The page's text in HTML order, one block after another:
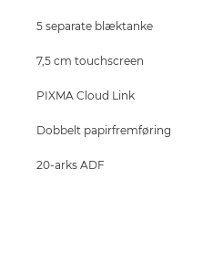
5 separate blæktanke
7,5 cm touchscreen
PIXMA Cloud Link
Dobbelt papirfremføring
20-arks ADF